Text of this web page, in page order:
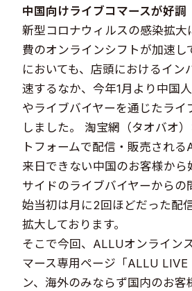
中国向けライブコマースが好調​
新型コロナウィルスの感染拡大
費のオンラインシフトが加速し
においても、店頭におけるイン
速するなか、今年1月より中国
やライブバイヤーを通じたライ
しました。 淘宝網（タオバオ
トフォームで配信・販売される
来日できない中国のお客様から
サイドのライブバイヤーからの
始当初は月に2回ほどだった配
拡大しております。
そこで今回、ALLUオンライン
マース専用ページ「ALLU LIVE
ン、海外のみならず国内のお客